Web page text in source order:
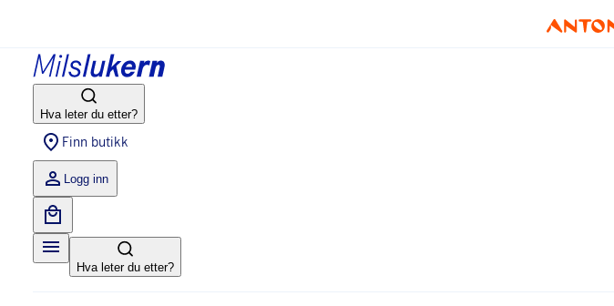
Hva leter du etter?
Finn butikk
Logg inn
Hva leter du etter?